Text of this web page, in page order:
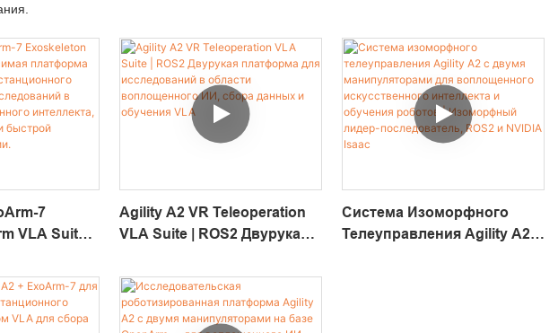
7
VLA Suite |
Agility A2 VR Teleoperation
VLA Suite | ROS2 Двурукая
Исследований В Области
Воплощенного ИИ, Сбора
Данных И Обучения VLA
Система Изоморфного
Телеуправления Agility A2 С